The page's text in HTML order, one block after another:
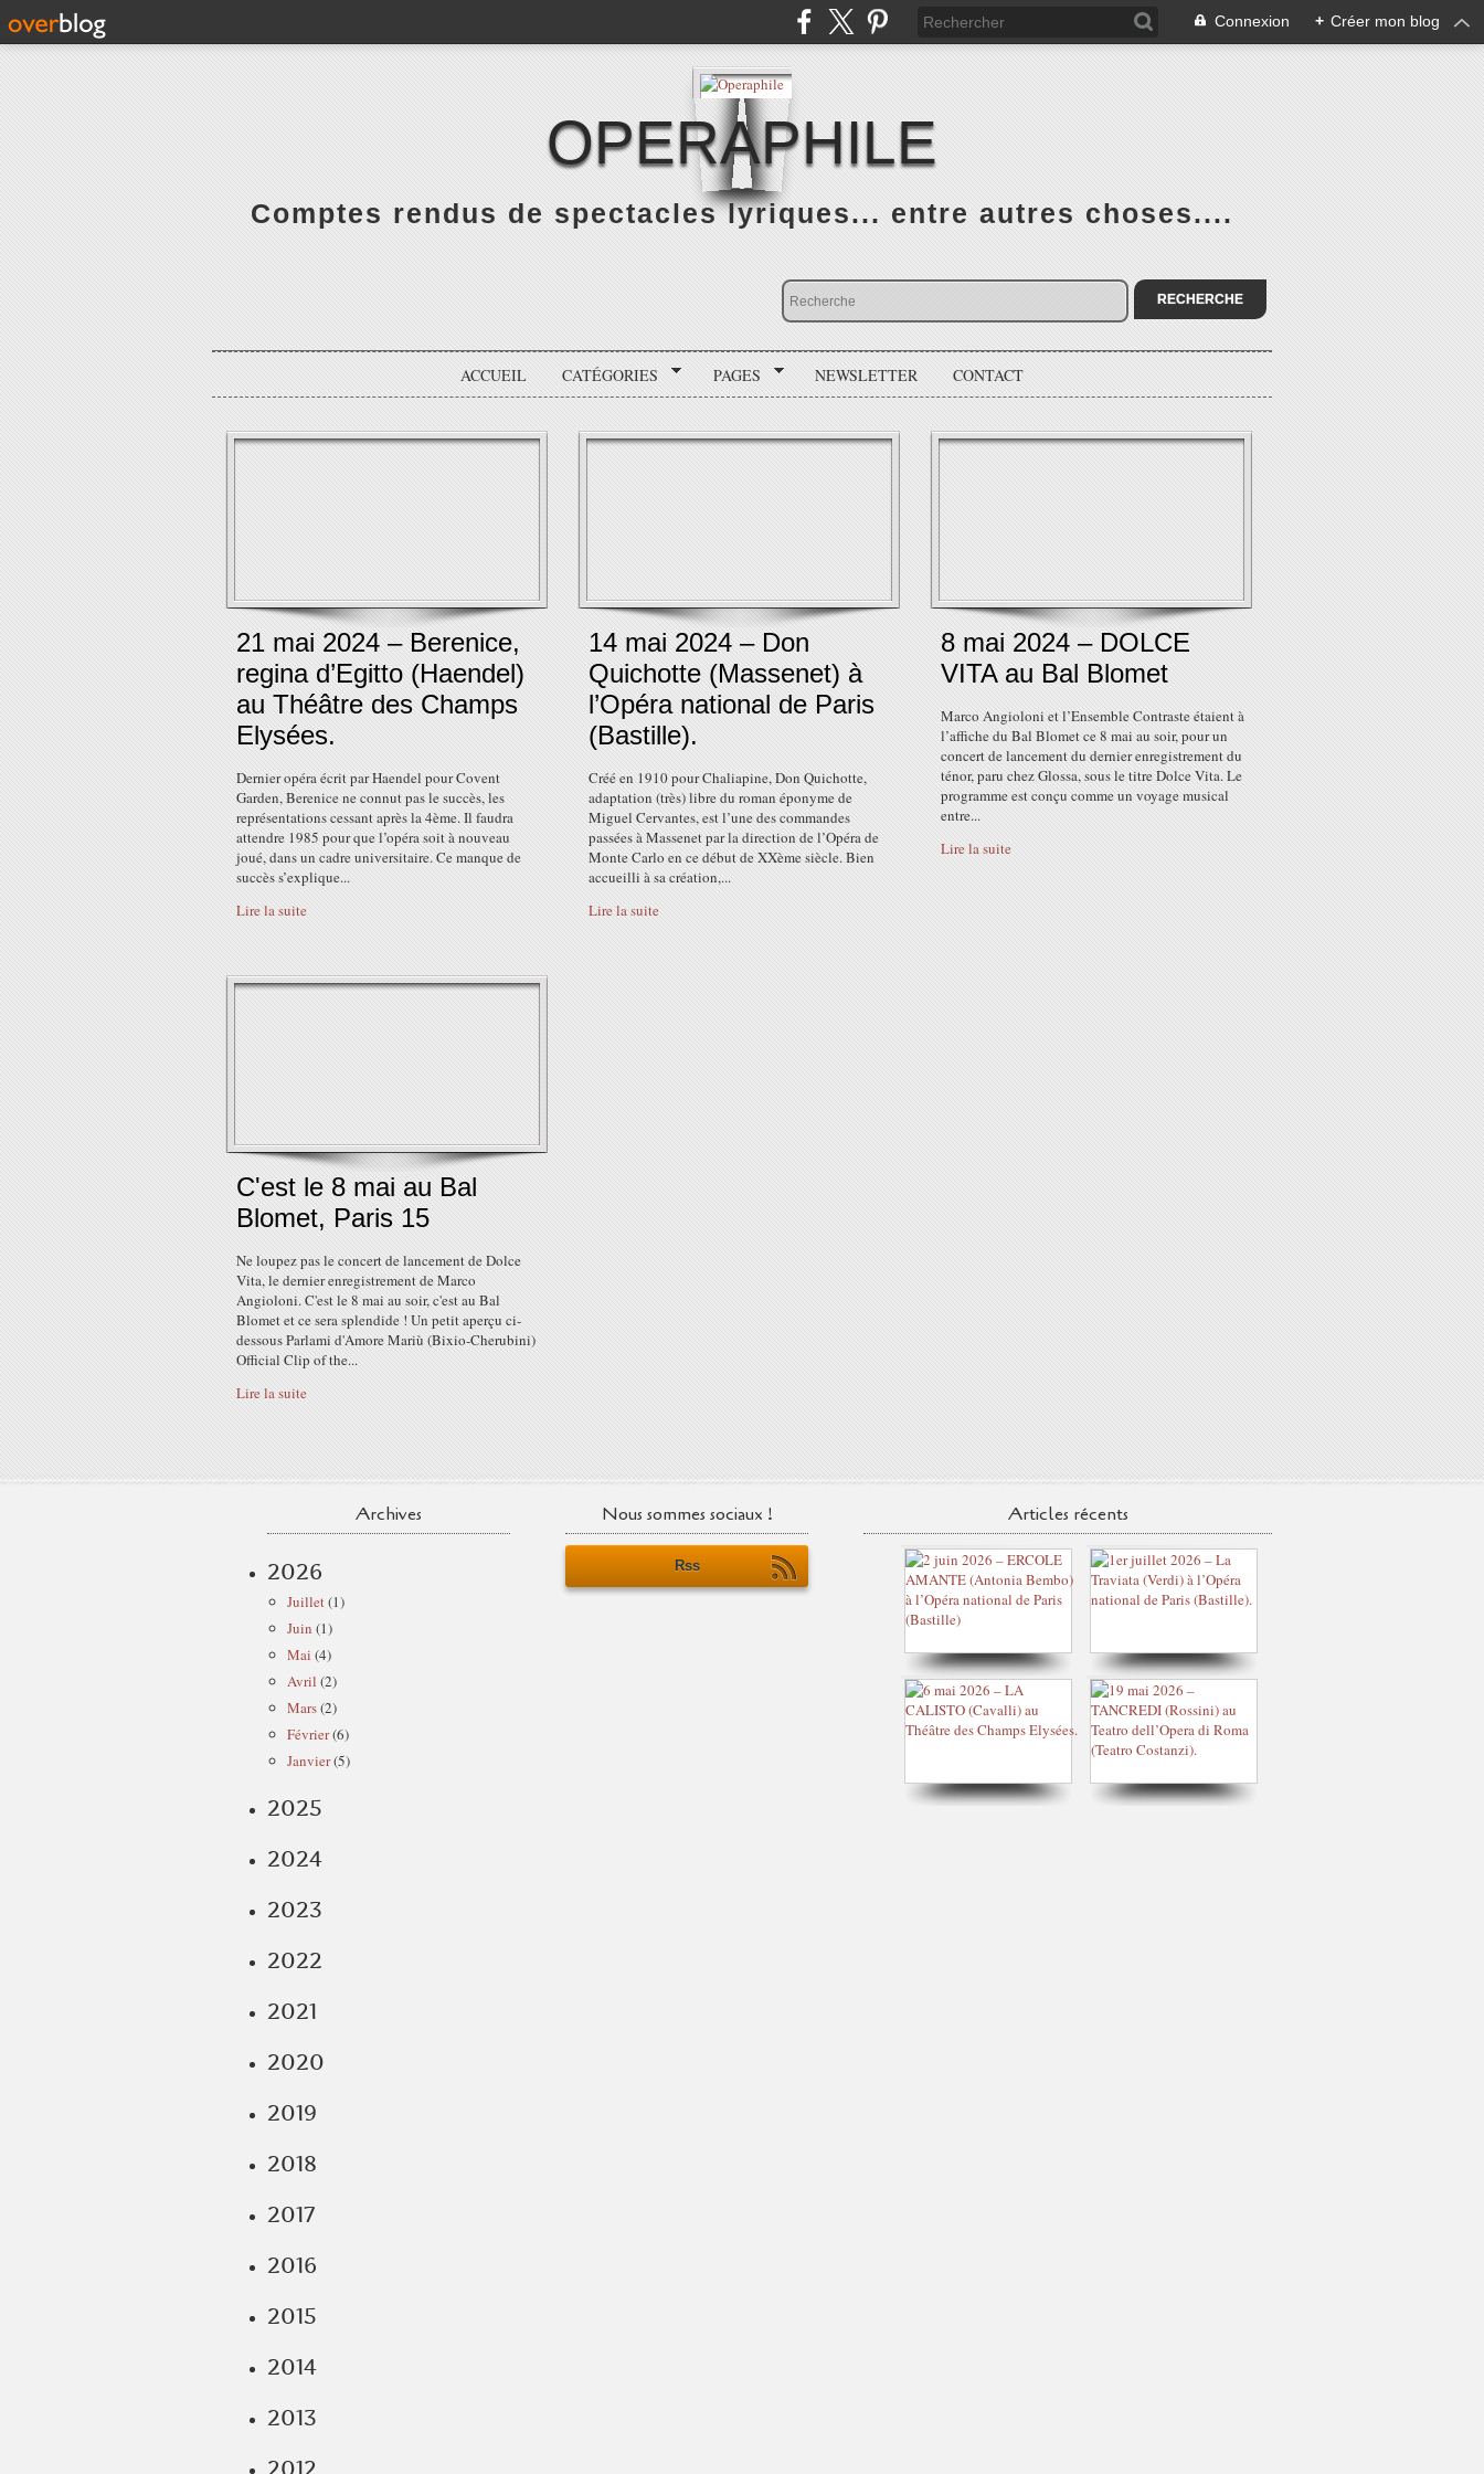
Connexion + Créer mon blog
OPERAPHILE
Comptes rendus de spectacles lyriques... entre autres choses....
ACCUEIL CATÉGORIES PAGES NEWSLETTER CONTACT
21 mai 2024 – Berenice,
regina d’Egitto (Haendel)
au Théâtre des Champs
Elysées.
Dernier opéra écrit par Haendel pour Covent
Garden, Berenice ne connut pas le succès, les
représentations cessant après la 4ème. Il faudra
attendre 1985 pour que l’opéra soit à nouveau
joué, dans un cadre universitaire. Ce manque de
succès s’explique...
Lire la suite
14 mai 2024 – Don
Quichotte (Massenet) à
l’Opéra national de Paris
(Bastille).
Créé en 1910 pour Chaliapine, Don Quichotte,
adaptation (très) libre du roman éponyme de
Miguel Cervantes, est l’une des commandes
passées à Massenet par la direction de l’Opéra de
Monte Carlo en ce début de XXème siècle. Bien
accueilli à sa création,...
Lire la suite
8 mai 2024 – DOLCE
VITA au Bal Blomet
Marco Angioloni et l’Ensemble Contraste étaient à
l’affiche du Bal Blomet ce 8 mai au soir, pour un
concert de lancement du dernier enregistrement du
ténor, paru chez Glossa, sous le titre Dolce Vita. Le
programme est conçu comme un voyage musical
entre...
Lire la suite
C'est le 8 mai au Bal
Blomet, Paris 15
Ne loupez pas le concert de lancement de Dolce
Vita, le dernier enregistrement de Marco
Angioloni. C'est le 8 mai au soir, c'est au Bal
Blomet et ce sera splendide ! Un petit aperçu ci-
dessous Parlami d'Amore Mariù (Bixio-Cherubini)
Official Clip of the...
Lire la suite
Archives
2026
Juillet(1)
Juin (1)
Mai (4)
Avril (2)
Mars(2)
Février(6)
Janvier(5)
2025
2024
2023
2022
2021
2020
2019
2018
2017
2016
2015
2014
2013
2012
Nous sommes sociaux !
Rss
Articles récents